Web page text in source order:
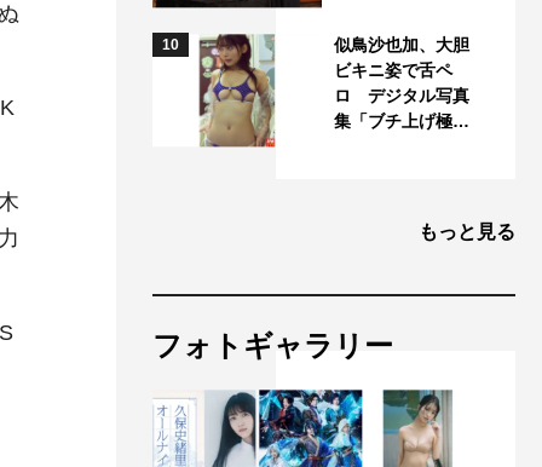
10
似鳥沙也加、大胆
ビキニ姿で舌ペ
ロ デジタル写真
集「ブチ上げ極…
もっと見る
フォトギャラリー